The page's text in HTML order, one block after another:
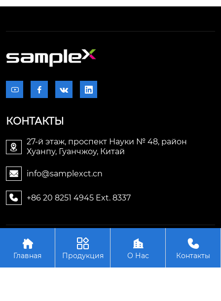
   
КОНТАКТЫ

27-й этаж, проспект Науки № 48, район
Хуанпу, Гуанчжоу, Китай
 info@samplexct.cn
 +86 20 8251 4945 Ext. 8337
Авторское право©2006-2025Гуанчжоу Samplex
Электронные технологии Лтд.

Главная

Продукция

О Нас

Контакты